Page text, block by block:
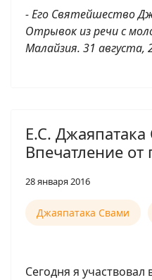
- Его Святейшество
Отрывок из речи с
Малайзия. 31 августа,
Е.С.
Впечатление
28 января 2016
Джаяпатака Свами
Сегодня я